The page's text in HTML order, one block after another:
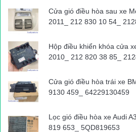
Đoạn cuối Km 200 cũng đã xuất hiện
chỉ mới được thông tuyến cho phương
đường.
Cửa gió điều hòa sau xe
2011_ 212 830 10 54_
Hộp điều khiển khóa cửa
2010_ 212 820 38 85_
Cửa gió điều hòa trái xe
9130 459_ 64229130459
Lọc gió điều hòa xe Audi
819 653_ 5QD819653